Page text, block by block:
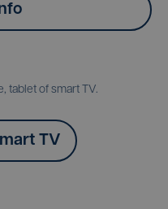
tablet of smart TV.
TV